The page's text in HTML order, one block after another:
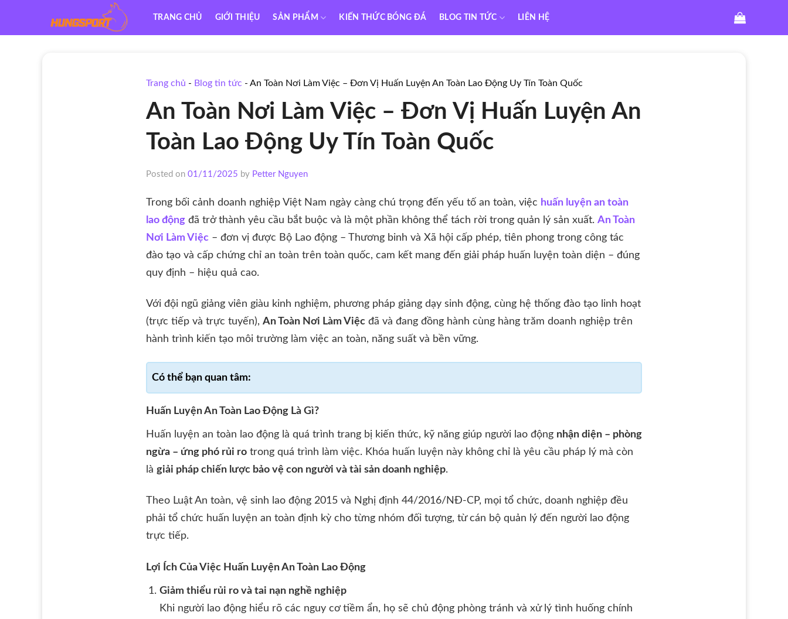
content
TRANG CHỦ GIỚI THIỆU SẢN PHẨM KIẾN THỨC BÓNG ĐÁ BLOG TIN TỨC LIÊN HỆ
Trang chủ - Blog tin tức - An Toàn Nơi Làm Việc – Đơn Vị Huấn Luyện An Toàn Lao Động Uy Tín Toàn Quốc
An Toàn Nơi Làm Việc – Đơn Vị Huấn Luyện An
Toàn Lao Động Uy Tín Toàn Quốc
Posted on 01/11/2025 by Petter Nguyen
Trong bối cảnh doanh nghiệp Việt Nam ngày càng chú trọng đến yếu tố an toàn, việc huấn luyện an toàn
lao động đã trở thành yêu cầu bắt buộc và là một phần không thể tách rời trong quản lý sản xuất. An Toàn
Nơi Làm Việc – đơn vị được Bộ Lao động – Thương binh và Xã hội cấp phép, tiên phong trong công tác
đào tạo và cấp chứng chỉ an toàn trên toàn quốc, cam kết mang đến giải pháp huấn luyện toàn diện – đúng
quy định – hiệu quả cao.
Với đội ngũ giảng viên giàu kinh nghiệm, phương pháp giảng dạy sinh động, cùng hệ thống đào tạo linh hoạt
(trực tiếp và trực tuyến), An Toàn Nơi Làm Việc đã và đang đồng hành cùng hàng trăm doanh nghiệp trên
hành trình kiến tạo môi trường làm việc an toàn, năng suất và bền vững.
Huấn Luyện An Toàn Lao Động Là Gì?
Huấn luyện an toàn lao động là quá trình trang bị kiến thức, kỹ năng giúp người lao động nhận diện – phòng
ngừa – ứng phó rủi ro trong quá trình làm việc. Khóa huấn luyện này không chỉ là yêu cầu pháp lý mà còn
là giải pháp chiến lược bảo vệ con người và tài sản doanh nghiệp.
Theo Luật An toàn, vệ sinh lao động 2015 và Nghị định 44/2016/NĐ-CP, mọi tổ chức, doanh nghiệp đều
phải tổ chức huấn luyện an toàn định kỳ cho từng nhóm đối tượng, từ cán bộ quản lý đến người lao động
trực tiếp.
Lợi Ích Của Việc Huấn Luyện An Toàn Lao Động
Giảm thiểu rủi ro và tai nạn nghề nghiệp
Khi người lao động hiểu rõ các nguy cơ tiềm ẩn, họ sẽ chủ động phòng tránh và xử lý tình huống chính